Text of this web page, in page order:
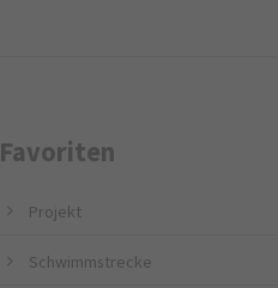
Favoriten
Projekt
Schwimmstrecke